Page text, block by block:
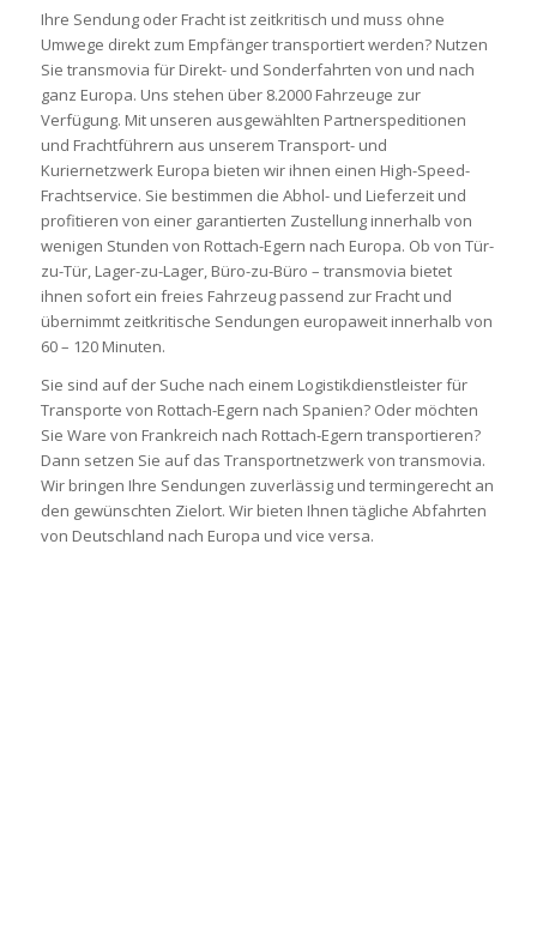
Ihre Sendung oder Fracht ist zeitkritisch und muss ohne
Umwege direkt zum Empfänger transportiert werden? Nutzen
Sie transmovia für Direkt- und Sonderfahrten von und nach
ganz Europa. Uns stehen über 8.2000 Fahrzeuge zur
Verfügung. Mit unseren ausgewählten Partnerspeditionen
und Frachtführern aus unserem Transport- und
Kuriernetzwerk Europa bieten wir ihnen einen High-Speed-
Frachtservice. Sie bestimmen die Abhol- und Lieferzeit und
profitieren von einer garantierten Zustellung innerhalb von
wenigen Stunden von Rottach-Egern nach Europa. Ob von Tür-
zu-Tür, Lager-zu-Lager, Büro-zu-Büro – transmovia bietet
ihnen sofort ein freies Fahrzeug passend zur Fracht und
übernimmt zeitkritische Sendungen europaweit innerhalb von
60 – 120 Minuten.
Sie sind auf der Suche nach einem Logistikdienstleister für
Transporte von Rottach-Egern nach Spanien? Oder möchten
Sie Ware von Frankreich nach Rottach-Egern transportieren?
Dann setzen Sie auf das Transportnetzwerk von transmovia.
Wir bringen Ihre Sendungen zuverlässig und termingerecht an
den gewünschten Zielort. Wir bieten Ihnen tägliche Abfahrten
von Deutschland nach Europa und vice versa.